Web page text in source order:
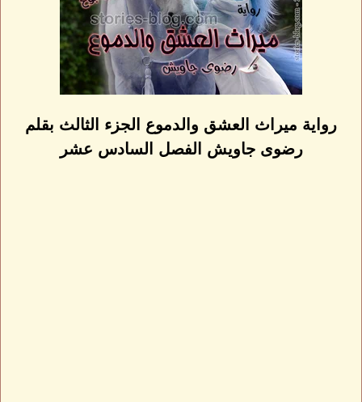
رواية ميراث العشق والدموع الجزء الثالث بقلم
رضوى جاويش الفصل السادس عشر